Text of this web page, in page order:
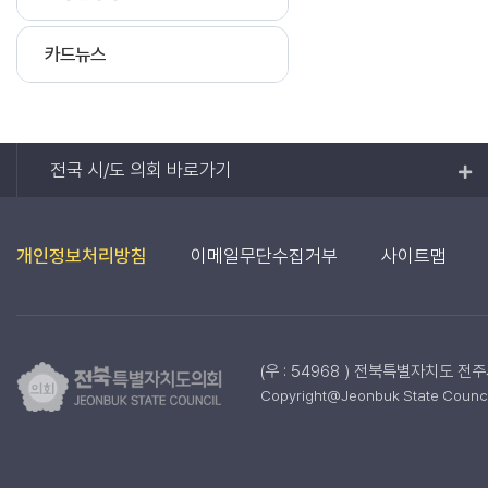
카드뉴스
전국 시/도 의회 바로가기
개인정보처리방침 이메일무단수집거부 사이트맵
(우 : 54968 ) 전북특별자치도 전
Copyright@Jeonbuk State